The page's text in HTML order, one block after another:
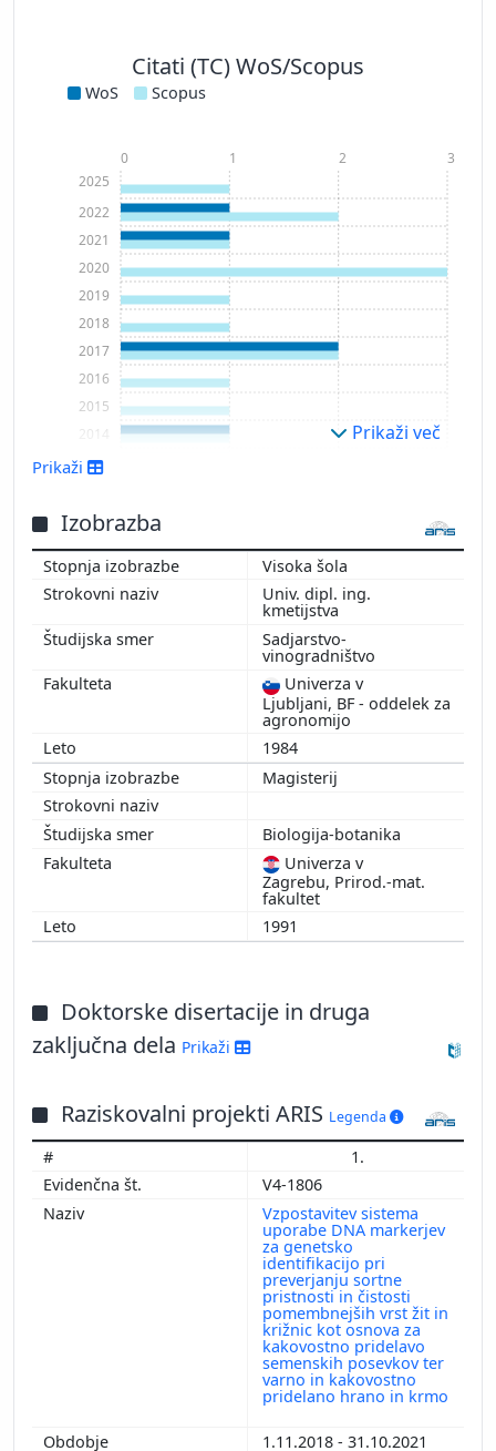
Citati (TC) WoS/Scopus
WoS Scopus
1993
1997
2000
2002
2004
2006
2009
2013
2015
2016
2017
2018
2019
2020
2021
2022
2025
0 1 2 3
Prikaži več
Prikaži
Izobrazba
Visoka šola
Univ. dipl. ing.
kmetijstva
Sadjarstvo-
vinogradništvo
Univerza v
Ljubljani, BF - oddelek za
agronomijo
1984
Magisterij
Biologija-botanika
Univerza v
Zagrebu, Prirod.-mat.
fakultet
1991
Doktorske disertacije in druga
zaključna dela Prikaži
Raziskovalni projekti ARIS Legenda
1.
V4-1806
Vzpostavitev sistema
uporabe DNA markerjev
za genetsko
identifikacijo pri
preverjanju sortne
pristnosti in čistosti
pomembnejših vrst žit in
križnic kot osnova za
kakovostno pridelavo
semenskih posevkov ter
varno in kakovostno
pridelano hrano in krmo
1.11.2018 - 31.10.2021